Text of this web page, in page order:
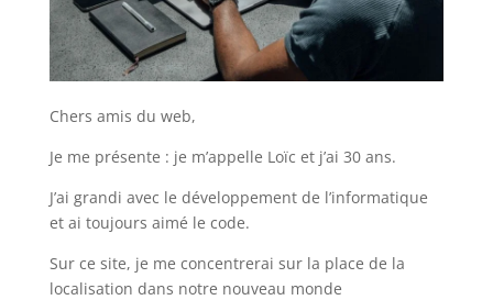
Chers amis du web,
Je me présente : je m’appelle Loïc et j’ai 30 ans.
J’ai grandi avec le développement de l’informatique
et ai toujours aimé le code.
Sur ce site, je me concentrerai sur la place de la
localisation dans notre nouveau monde